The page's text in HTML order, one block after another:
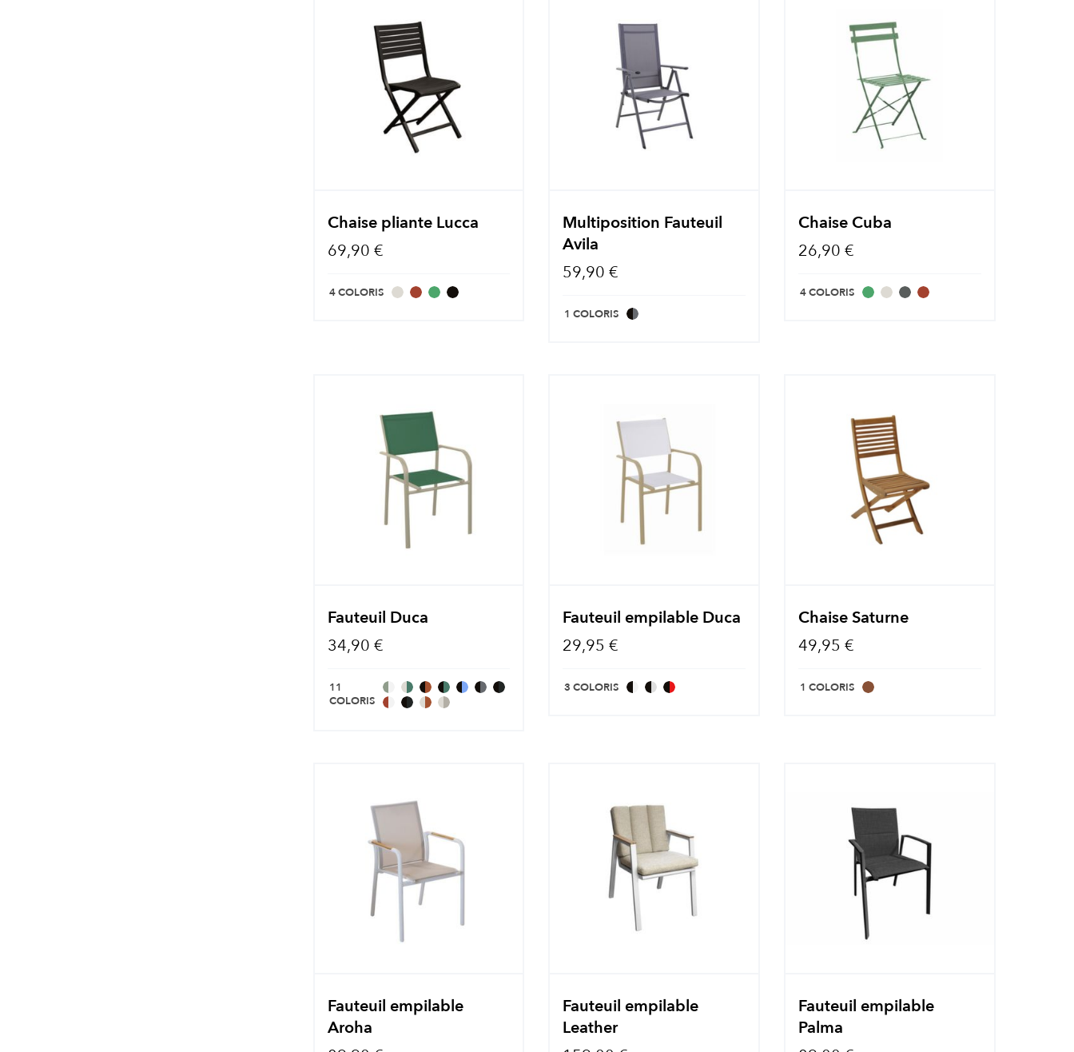
Chaise pliante Lucca
69,90 €
4 COLORIS
Multiposition Fauteuil
Avila
59,90 €
1 COLORIS
Chaise Cuba
26,90 €
4 COLORIS
Fauteuil Duca
34,90 €
11
COLORIS
Fauteuil empilable Duca
29,95 €
3 COLORIS
Chaise Saturne
49,95 €
1 COLORIS
Fauteuil empilable
Aroha
Fauteuil empilable
Leather
Fauteuil empilable
Palma